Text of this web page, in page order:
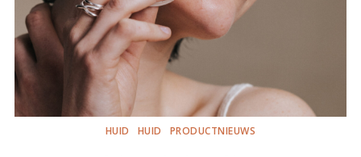
HUID HUID PRODUCTNIEUWS